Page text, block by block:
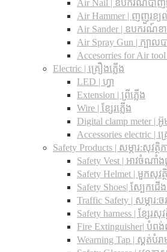
Air Nail | ឧបករណ៍បា
Air Hammer | ញញួរខ្យ
Air Sander | ឧបករណ៍ខ
Air Spray Gun | ក្បាលប
Accesorries for Air
Electric | គ្រឿងភ្លើង
LED | ហ្វា
Extension | ព្រីភ្លើង
Wire | ខ្សែរភ្លើង
Digital clamp meter | អ៊ូ
Accessories electric | គ្
Safety Products | សម្ភារ:សុវត្ថិ
Safety Vest | អាវចំណាំងផ្
Safety Helmet | មួកសុវត្
Safety Shoes| ស្បែកជើ
Traffic Safety​ | សម្ភារ:
Safety harness | ខ្សែរសុវ
Fire Extinguisher| បំពង់
Wearning Tap | ស្គត់បំរា